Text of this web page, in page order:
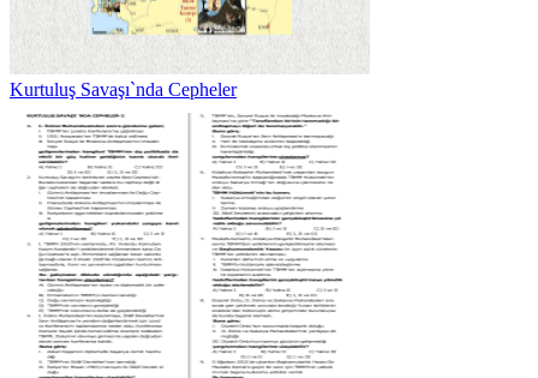
Kurtuluş Savaşı`nda Cepheler